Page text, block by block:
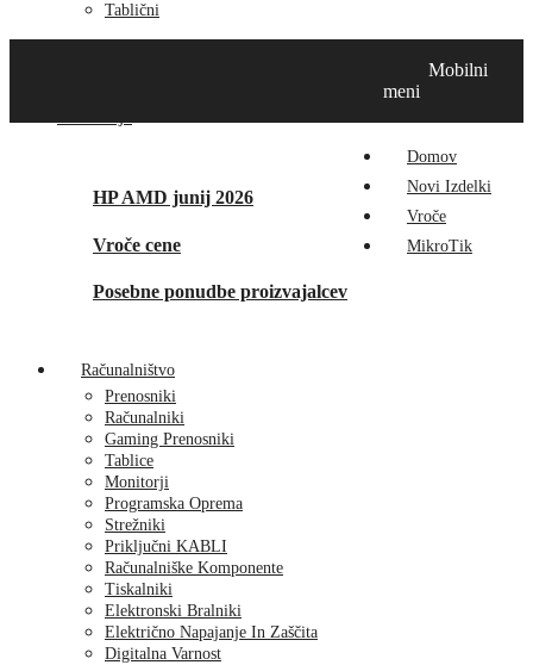
Tablični
HP AMD junij 2026
Vroče cene
Posebne ponudbe proizvajalcev
Mobilni
meni
Domov
Novi Izdelki
Vroče
MikroTik
Računalništvo
Prenosniki
Računalniki
Gaming Prenosniki
Tablice
Monitorji
Programska Oprema
Strežniki
Priključni KABLI
Računalniške Komponente
Tiskalniki
Elektronski Bralniki
Električno Napajanje In Zaščita
Digitalna Varnost